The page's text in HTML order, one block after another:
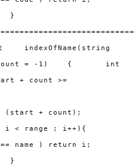
}
count = -1) { int
+ count >=
+ count);
range ; i++){
) return i;
}